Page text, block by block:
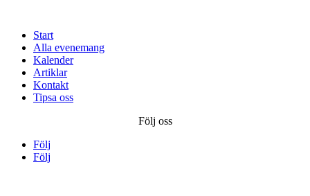
Start
Alla evenemang
Kalender
Artiklar
Kontakt
Tipsa oss
Följ oss
Följ
Följ